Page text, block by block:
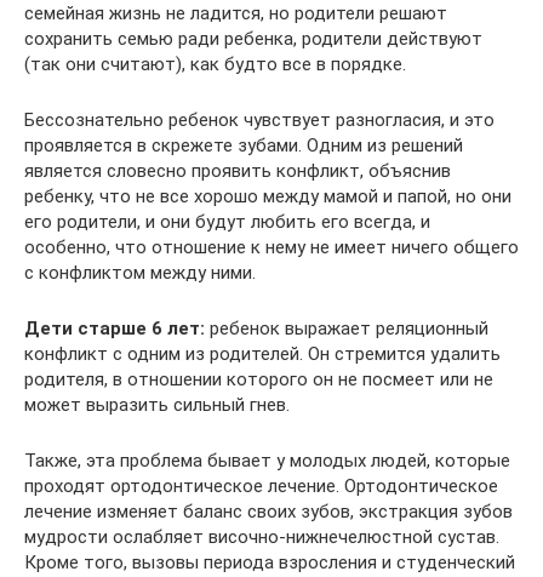
семейная жизнь не ладится, но родители решают
сохранить семью ради ребенка, родители действуют
(так они считают), как будто все в порядке.
Бессознательно ребенок чувствует разногласия, и это
проявляется в скрежете зубами. Одним из решений
является словесно проявить конфликт, объяснив
ребенку, что не все хорошо между мамой и папой, но они
его родители, и они будут любить его всегда, и
особенно, что отношение к нему не имеет ничего общего
с конфликтом между ними.
Дети старше 6 лет: ребенок выражает реляционный
конфликт с одним из родителей. Он стремится удалить
родителя, в отношении которого он не посмеет или не
может выразить сильный гнев.
Также, эта проблема бывает у молодых людей, которые
проходят ортодонтическое лечение. Ортодонтическое
лечение изменяет баланс своих зубов, экстракция зубов
мудрости ослабляет височно-нижнечелюстной сустав.
Кроме того, вызовы периода взросления и студенческий